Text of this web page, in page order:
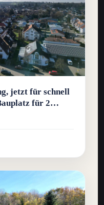
jetzt für schnell
für 2